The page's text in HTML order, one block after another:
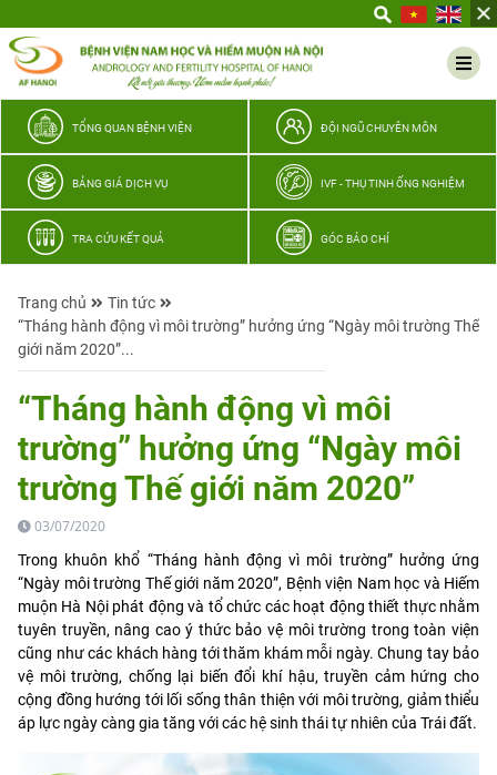
thương
TỔNG QUAN BỆNH VIỆN ĐỘI NGŨ CHUYÊN MÔN
BẢNG GIÁ DỊCH VỤ IVF - THỤ TINH ỐNG NGHIỆM
TRA CỨU KẾT QUẢ GÓC BÁO CHÍ
Trang chủ
Tin tức
“Tháng hành động vì môi trường” hưởng ứng “Ngày môi trường Thế
giới năm 2020”...
“Tháng hành động vì môi
trường” hưởng ứng “Ngày môi
trường Thế giới năm 2020”
03/07/2020
Trong khuôn khổ “Tháng hành động vì môi trường” hưởng ứng
“Ngày môi trường Thế giới năm 2020”, Bệnh viện Nam học và Hiếm
muộn Hà Nội phát động và tổ chức các hoạt động thiết thực nhằm
tuyên truyền, nâng cao ý thức bảo vệ môi trường trong toàn viện
cũng như các khách hàng tới thăm khám mỗi ngày. Chung tay bảo
vệ môi trường, chống lại biến đổi khí hậu, truyền cảm hứng cho
cộng đồng hướng tới lối sống thân thiện với môi trường, giảm thiểu
áp lực ngày càng gia tăng với các hệ sinh thái tự nhiên của Trái đất.